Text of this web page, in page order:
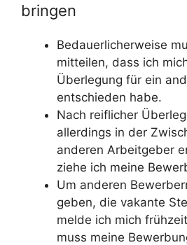
bringen
Bedauerlicherweise
mitteilen, dass ich
Überlegung für ein
entschieden habe.
Nach reiflicher
allerdings in der
anderen Arbeitgeber
ziehe ich meine
Um anderen
geben, die vakante
melde ich mich
muss meine